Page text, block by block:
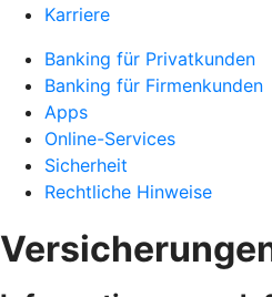
Karriere
Banking für Privatkunden
Banking für Firmenkunden
Apps
Online-Services
Sicherheit
Rechtliche Hinweise